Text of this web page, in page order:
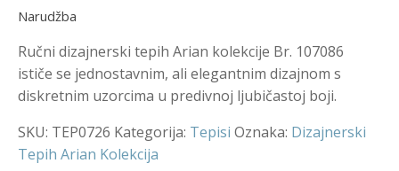
Narudžba
Ručni dizajnerski tepih Arian kolekcije Br. 107086
ističe se jednostavnim, ali elegantnim dizajnom s
diskretnim uzorcima u predivnoj ljubičastoj boji.
SKU: TEP0726 Kategorija: Tepisi Oznaka: Dizajnerski
Tepih Arian Kolekcija